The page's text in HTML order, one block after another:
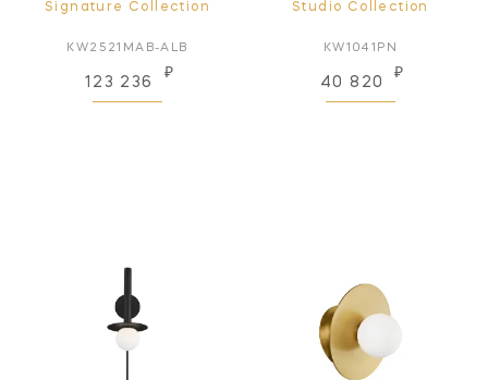
Signature Collection
KW2521MAB-ALB
123 236
₽
Studio Collection
KW1041PN
40 820
₽